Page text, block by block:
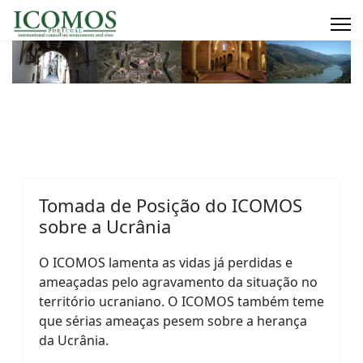
Tomada de Posição do ICOMOS
sobre a Ucrânia
O ICOMOS lamenta as vidas já perdidas e
ameaçadas pelo agravamento da situação no
território ucraniano. O ICOMOS também teme
que sérias ameaças pesem sobre a herança
da Ucrânia.